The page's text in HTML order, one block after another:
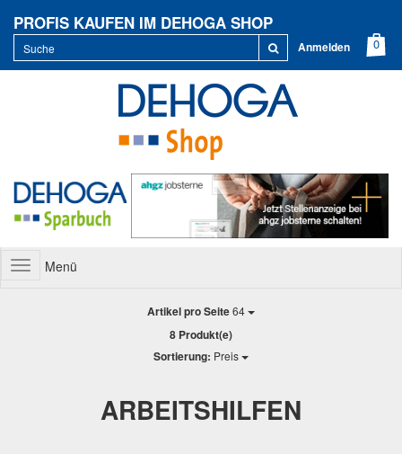
PROFIS KAUFEN IM DEHOGA SHOP
Anmelden
ToggleMenü
Artikel pro Seite64
8 Produkt(e)
Sortierung: Preis
ARBEITSHILFEN